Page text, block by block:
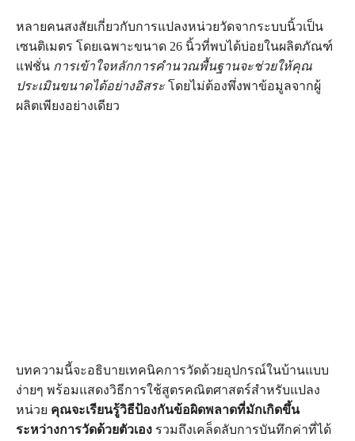
หลายคนสงสัยเกี่ยวกับการแปลงหน่วยวัดจากระบบนิ้วเป็น
เซนติเมตร โดยเฉพาะขนาด 26 นิ้วที่พบได้บ่อยในผลิตภัณฑ์
แฟชั่น การเข้าใจหลักการคำนวณพื้นฐานจะช่วยให้คุณ
ประเมินขนาดได้อย่างอิสระ โดยไม่ต้องพึ่งพาข้อมูลจากผู้
ผลิตเพียงอย่างเดียว
บทความนี้จะอธิบายเทคนิคการวัดด้วยอุปกรณ์ในบ้านแบบ
ง่ายๆ พร้อมแสดงวิธีการใช้สูตรคณิตศาสตร์สำหรับแปลง
หน่วย คุณจะเรียนรู้วิธีป้องกันข้อผิดพลาดที่มักเกิดขึ้น
ระหว่างการวัดด้วยตัวเอง รวมถึงเคล็ดลับการบันทึกค่าที่ได้